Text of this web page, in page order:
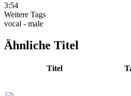
3:54
Weitere Tags
vocal - male
Ähnliche Titel
Titel